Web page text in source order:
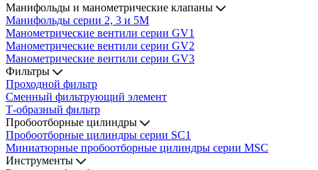
Манифольды и манометрические клапаны
Манифольды серии 2, 3 и 5М
Манометрические вентили серии GV1
Манометрические вентили серии GV2
Манометрические вентили серии GV3
Фильтры
Проходной фильтр
Сменный фильтрующий элемент
Т-образный фильтр
Пробоотборные цилиндры
Пробоотборные цилиндры серии SC1
Миниатюрные пробоотборные цилиндры серии MSC
Инструменты